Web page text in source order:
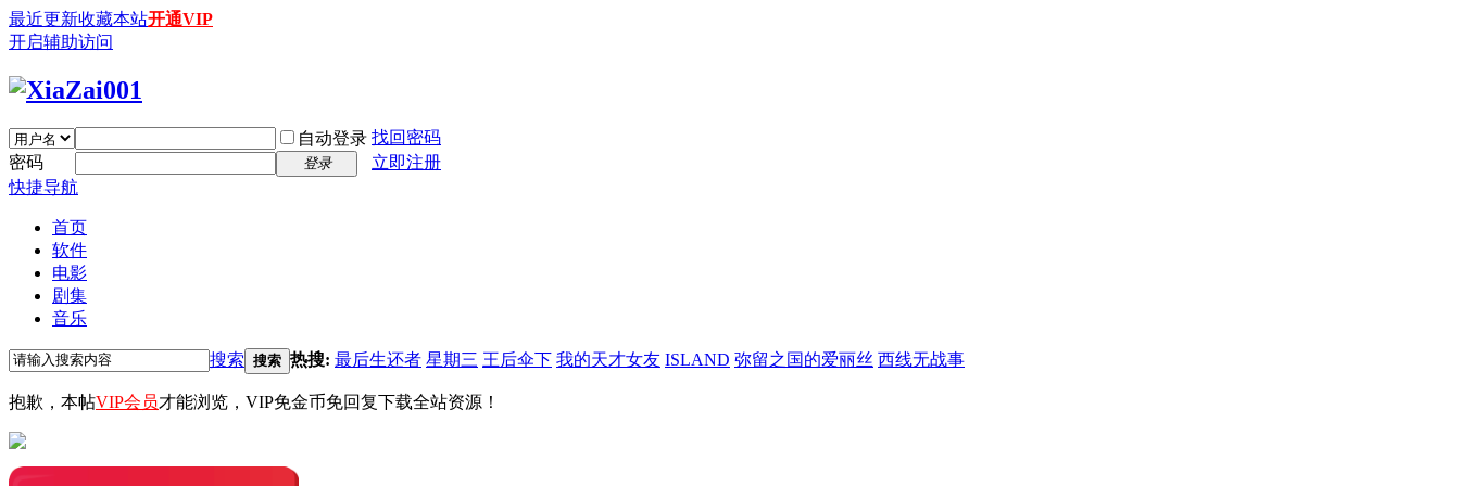
最近更新收藏本站开通VIP
开启辅助访问
自动登录 找回密码
密码
登录
立即注册
快捷导航
首页
软件
电影
剧集
音乐
搜索 搜索 热搜: 最后生还者 星期三 王后伞下 我的天才女友 ISLAND 弥留之国的爱丽丝 西线无战事
抱歉，本帖VIP会员才能浏览，VIP免金币免回复下载全站资源！